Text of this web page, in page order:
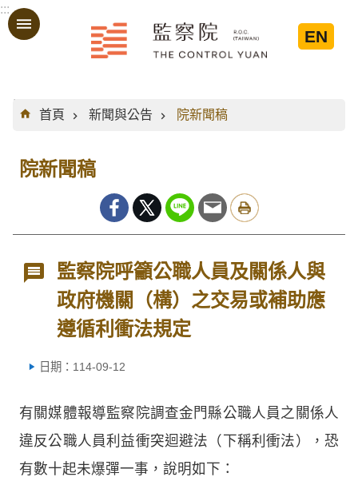
跳到主要內容區塊
:::
EN
:::
首頁
新聞與公告 院新聞稿
院新聞稿
監察院呼籲公職人員及關係人與
政府機關（構）之交易或補助應
遵循利衝法規定
日期：114-09-12
有關媒體報導監察院調查金門縣公職人員之關係人
違反公職人員利益衝突迴避法（下稱利衝法），恐
有數十起未爆彈一事，說明如下：